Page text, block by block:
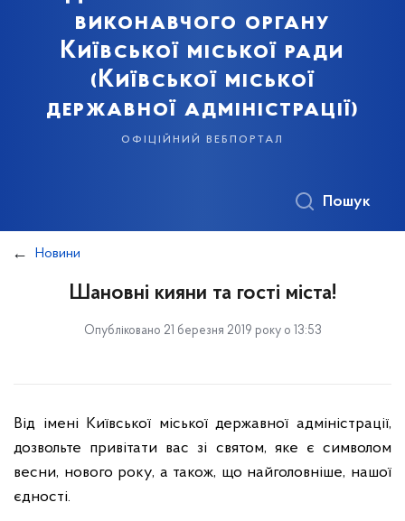
виконавчого органу
Київської міської ради
(Київської міської
державної адміністрації)
офіційний вебпортал
Пошук
Новини
Шановні кияни та гості міста!
Опубліковано 21 березня 2019 року о 13:53
Від імені Київської міської державної адміністрації,
дозвольте привітати вас зі святом, яке є символом
весни, нового року, а також, що найголовніше, нашої
єдності.